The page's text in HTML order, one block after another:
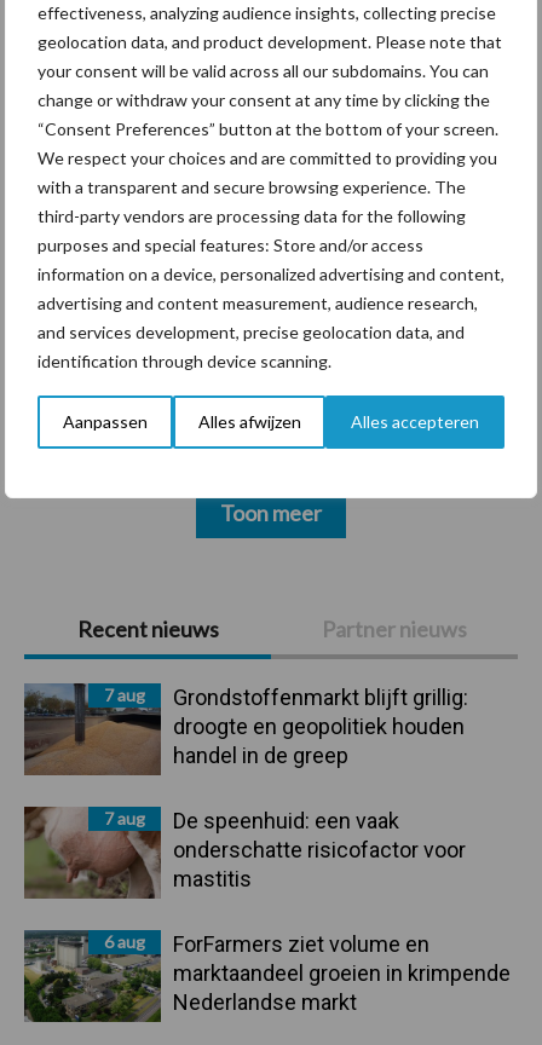
effectiveness, analyzing audience insights, collecting precise
geolocation data, and product development. Please note that
your consent will be valid across all our subdomains. You can
change or withdraw your consent at any time by clicking the
“Consent Preferences” button at the bottom of your screen.
We respect your choices and are committed to providing you
with a transparent and secure browsing experience. The
third-party vendors are processing data for the following
purposes and special features: Store and/or access
information on a device, personalized advertising and content,
advertising and content measurement, audience research,
and services development, precise geolocation data, and
identification through device scanning.
Aanpassen Alles afwijzen Alles accepteren
Primaire
Sidebar
Recent nieuws Partner nieuws
7 aug
Grondstoffenmarkt blijft grillig:
droogte en geopolitiek houden
handel in de greep
7 aug
De speenhuid: een vaak
onderschatte risicofactor voor
mastitis
6 aug
ForFarmers ziet volume en
marktaandeel groeien in krimpende
Nederlandse markt
krimpende Nederlandse
markt
Themapagina's
Diergezondheid Bemesting Fokkerij
Bedrijfsnieuws
Ligbox &
Voerhekken
Toon meer